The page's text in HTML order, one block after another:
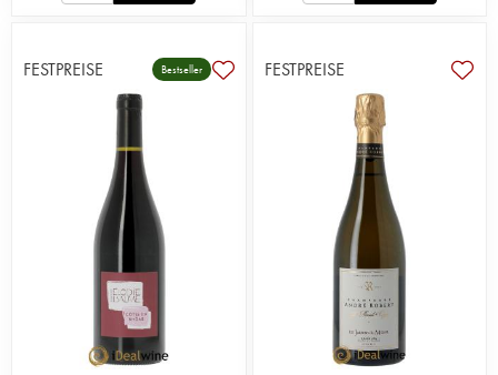
FESTPREISE Bestseller FESTPREISE